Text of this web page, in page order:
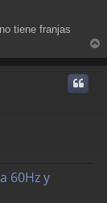
tiene franjas
r
60Hz y